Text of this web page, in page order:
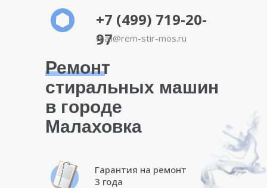
Ремонт
стиральных машин
в городе
Малаховка
Гарантия на ремонт
3 года
+7 (499) 719-20-
97
mail@rem-stir-mos.ru